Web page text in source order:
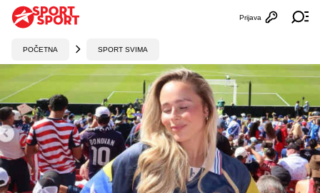
Otvori
Prijava
POČETNA SPORT SVIMA